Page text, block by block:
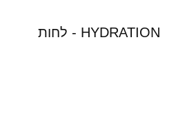
HYDRATION - לחות